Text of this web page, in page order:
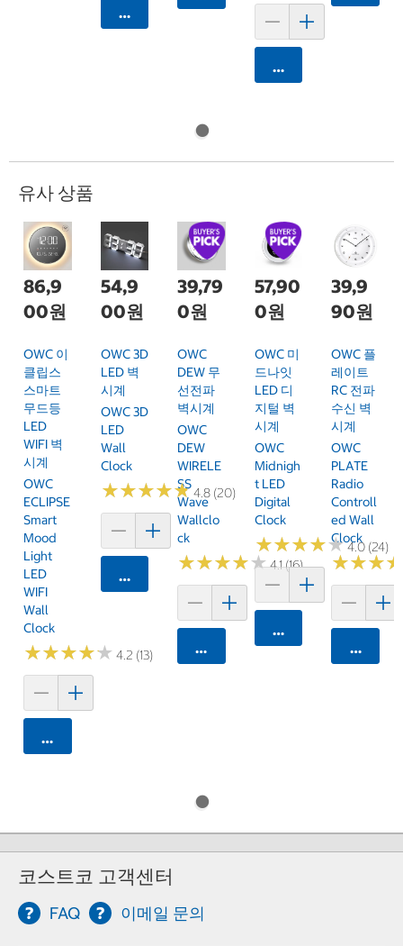
카트에 담기
카트에 담기
유사 상품
86,9
00원
OWC 이
클립스
스마트
무드등
LED
WIFI 벽
시계
OWC
ECLIPSE
Smart
Mood
Light
LED
WIFI
Wall
Clock
★★★★★
★★★★★ 4.2 (13)
카트에 담기
54,9
00원
OWC 3D
LED 벽
시계
OWC 3D
LED
Wall
Clock
★★★★★
★★★★★4.8 (20)
카트에 담기
39,79
0원
OWC
DEW 무
선전파
벽시계
OWC
DEW
WIRELE
SS
Wave
Wallclo
Ck
★★★★★
★★★★★4.1 (16)
카트에 담기
57,90
0원
OWC 미
드나잇
LED 디
지털 벽
시계
OWC
Midnigh
T LED
Digital
Clock
★★★★★
★★★★★4.0 (24)
카트에 담기
39,9
90원
OWC 플
레이트
RC 전파
수신 벽
시계
OWC
PLATE
Radio
Controll
Ed Wall
Clock
★★★
★★★
카트에
코스트코 고객센터
FAQ 이메일 문의